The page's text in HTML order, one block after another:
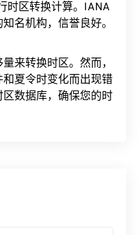
时区转换计算。IANA
名机构，信誉良好。
来转换时区。然而，
夏令时变化而出现错
数据库，确保您的时